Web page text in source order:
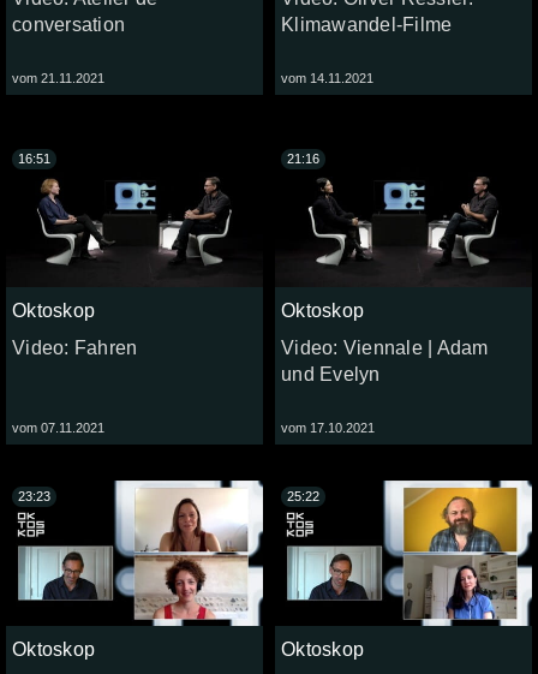
conversation
vom 21.11.2021
Klimawandel-Filme
vom 14.11.2021
Oktoskop
Video: Fahren
vom 07.11.2021
16:51
Oktoskop
Video: Viennale | Adam
und Evelyn
vom 17.10.2021
21:16
Oktoskop
23:23
Oktoskop
25:22